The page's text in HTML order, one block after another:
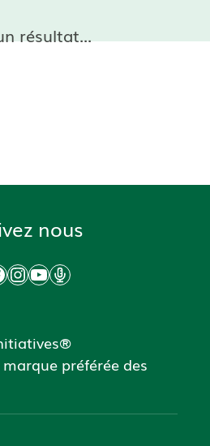
nous
Instagram
YouTube
Podcast
préférée des